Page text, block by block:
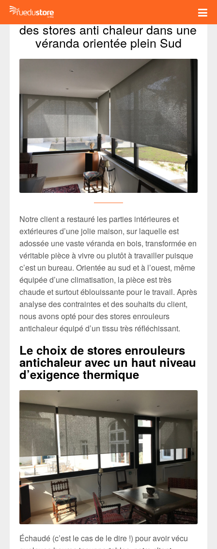
Témoignage client sur l’efficacité
des stores anti chaleur dans une
véranda orientée plein Sud
Notre client a restauré les parties intérieures et
extérieures d’une jolie maison, sur laquelle est
adossée une vaste véranda en bois, transformée en
véritable pièce à vivre ou plutôt à travailler puisque
c’est un bureau. Orientée au sud et à l’ouest, même
équipée d’une climatisation, la pièce est très
chaude et surtout éblouissante pour le travail. Après
analyse des contraintes et des souhaits du client,
nous avons opté pour des stores enrouleurs
antichaleur équipé d’un tissu très réfléchissant.
Le choix de stores enrouleurs
antichaleur avec un haut niveau
d’exigence thermique
Échaudé (c’est le cas de le dire !) pour avoir vécu